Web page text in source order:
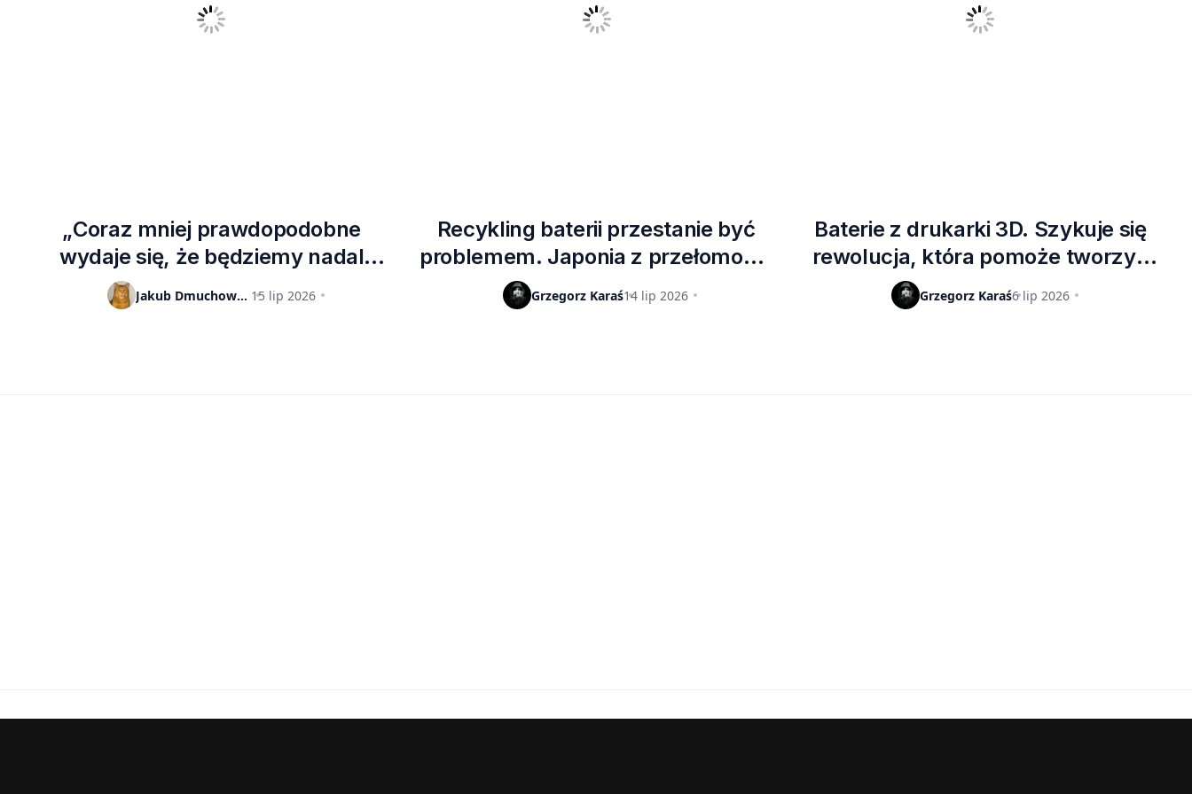
„Coraz mniej prawdopodobne
wydaje się, że będziemy nadal
otrzymywać oryginalne baterie do
Steam Decków LCD”. Valve po
Jakub Dmuchowski 15 lip 2026
Recykling baterii przestanie być
problemem. Japonia z przełomową
technologią
Grzegorz Karaś14 lip 2026
Baterie z drukarki 3D. Szykuje się
rewolucja, która pomoże tworzyć
sprzęt o dowolnych kształtach
Grzegorz Karaś6 lip 2026